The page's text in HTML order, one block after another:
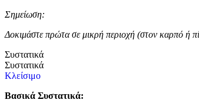
Σημείωση:
Δοκιμάστε πρώτα σε μικρή περιοχή (στον καρπό ή
Συστατικά
Συστατικά
Κλείσιμο
Βασικά Συστατικά: